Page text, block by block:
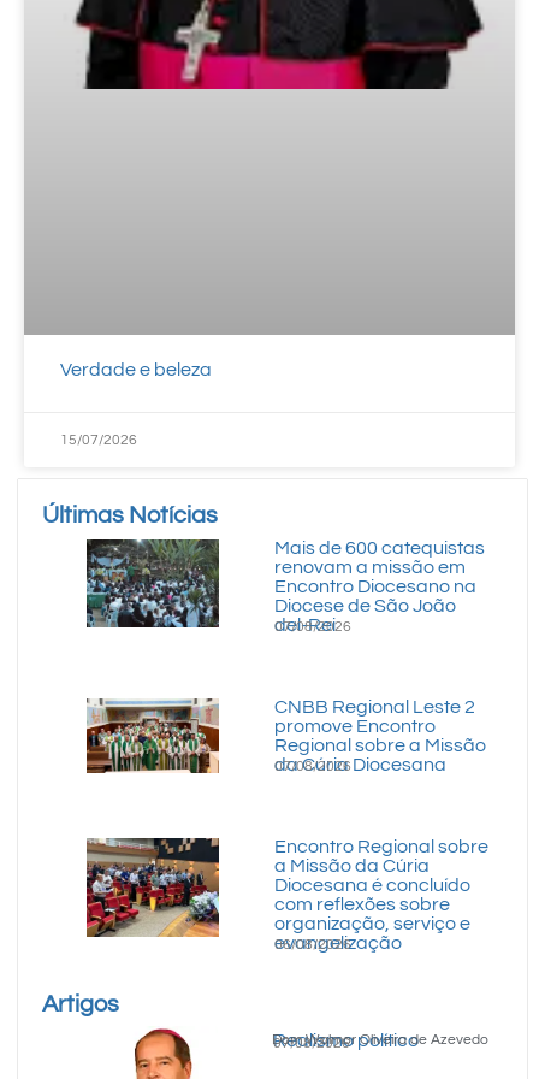
Verdade e beleza
15/07/2026
Últimas Notícias
Mais de 600 catequistas
renovam a missão em
Encontro Diocesano na
Diocese de São João
del-Rei
07/08/2026
CNBB Regional Leste 2
promove Encontro
Regional sobre a Missão
da Cúria Diocesana
07/08/2026
Encontro Regional sobre
a Missão da Cúria
Diocesana é concluído
com reflexões sobre
organização, serviço e
evangelização
06/08/2026
Artigos
Realismo político
Dom Walmor Oliveira de Azevedo
07/08/2026